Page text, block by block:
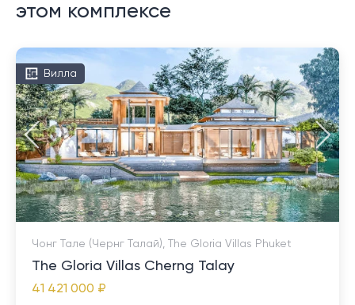
этом комплексе
Вилла
Чонг Тале (Чернг Талай), The Gloria Villas Phuket
The Gloria Villas Cherng Talay
41 421 000 ₽